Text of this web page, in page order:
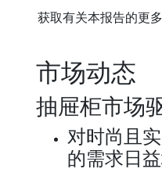
获取有关本报告的更
市场动态
抽屉柜市场
对时尚且
的需求日